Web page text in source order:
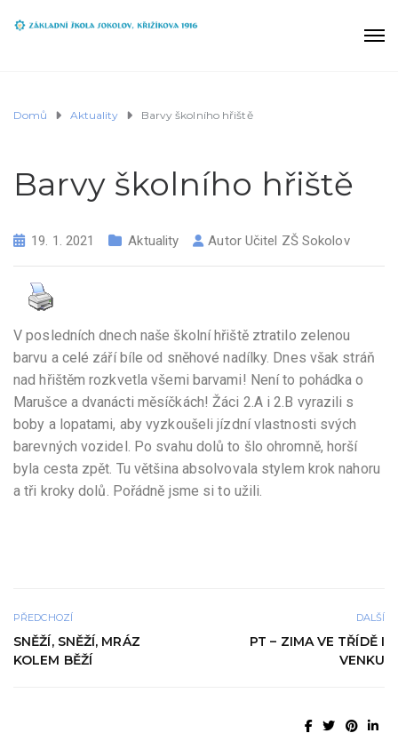
Domů Aktuality Barvy školního hřiště
Barvy školního hřiště
19. 1. 2021 Aktuality Autor Učitel ZŠ Sokolov
V posledních dnech naše školní hřiště ztratilo zelenou
barvu a celé září bíle od sněhové nadílky. Dnes však stráň
nad hřištěm rozkvetla všemi barvami! Není to pohádka o
Marušce a dvanácti měsíčkách! Žáci 2.A i 2.B vyrazili s
boby a lopatami, aby vyzkoušeli jízdní vlastnosti svých
barevných vozidel. Po svahu dolů to šlo ohromně, horší
byla cesta zpět. Tu většina absolvovala stylem krok nahoru
a tři kroky dolů. Pořádně jsme si to užili.
PŘEDCHOZÍ
SNĚŽÍ, SNĚŽÍ, MRÁZ
KOLEM BĚŽÍ
DALŠÍ
PT – ZIMA VE TŘÍDĚ I
VENKU